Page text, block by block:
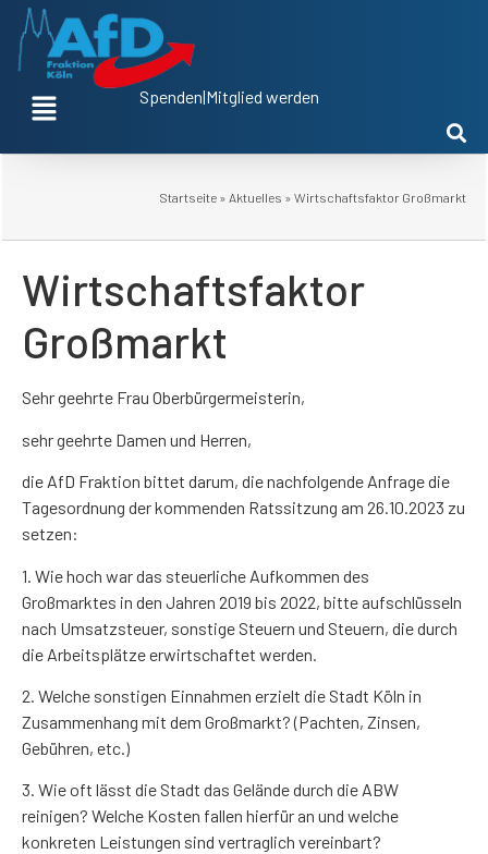
Spenden|Mitglied werden
Startseite » Aktuelles » Wirtschaftsfaktor Großmarkt
Wirtschaftsfaktor
Großmarkt
Sehr geehrte Frau Oberbürgermeisterin,
sehr geehrte Damen und Herren,
die AfD Fraktion bittet darum, die nachfolgende Anfrage die
Tagesordnung der kommenden Ratssitzung am 26.10.2023 zu
setzen:
1. Wie hoch war das steuerliche Aufkommen des
Großmarktes in den Jahren 2019 bis 2022, bitte aufschlüsseln
nach Umsatzsteuer, sonstige Steuern und Steuern, die durch
die Arbeitsplätze erwirtschaftet werden.
2. Welche sonstigen Einnahmen erzielt die Stadt Köln in
Zusammenhang mit dem Großmarkt? (Pachten, Zinsen,
Gebühren, etc.)
3. Wie oft lässt die Stadt das Gelände durch die ABW
reinigen? Welche Kosten fallen hierfür an und welche
konkreten Leistungen sind vertraglich vereinbart?